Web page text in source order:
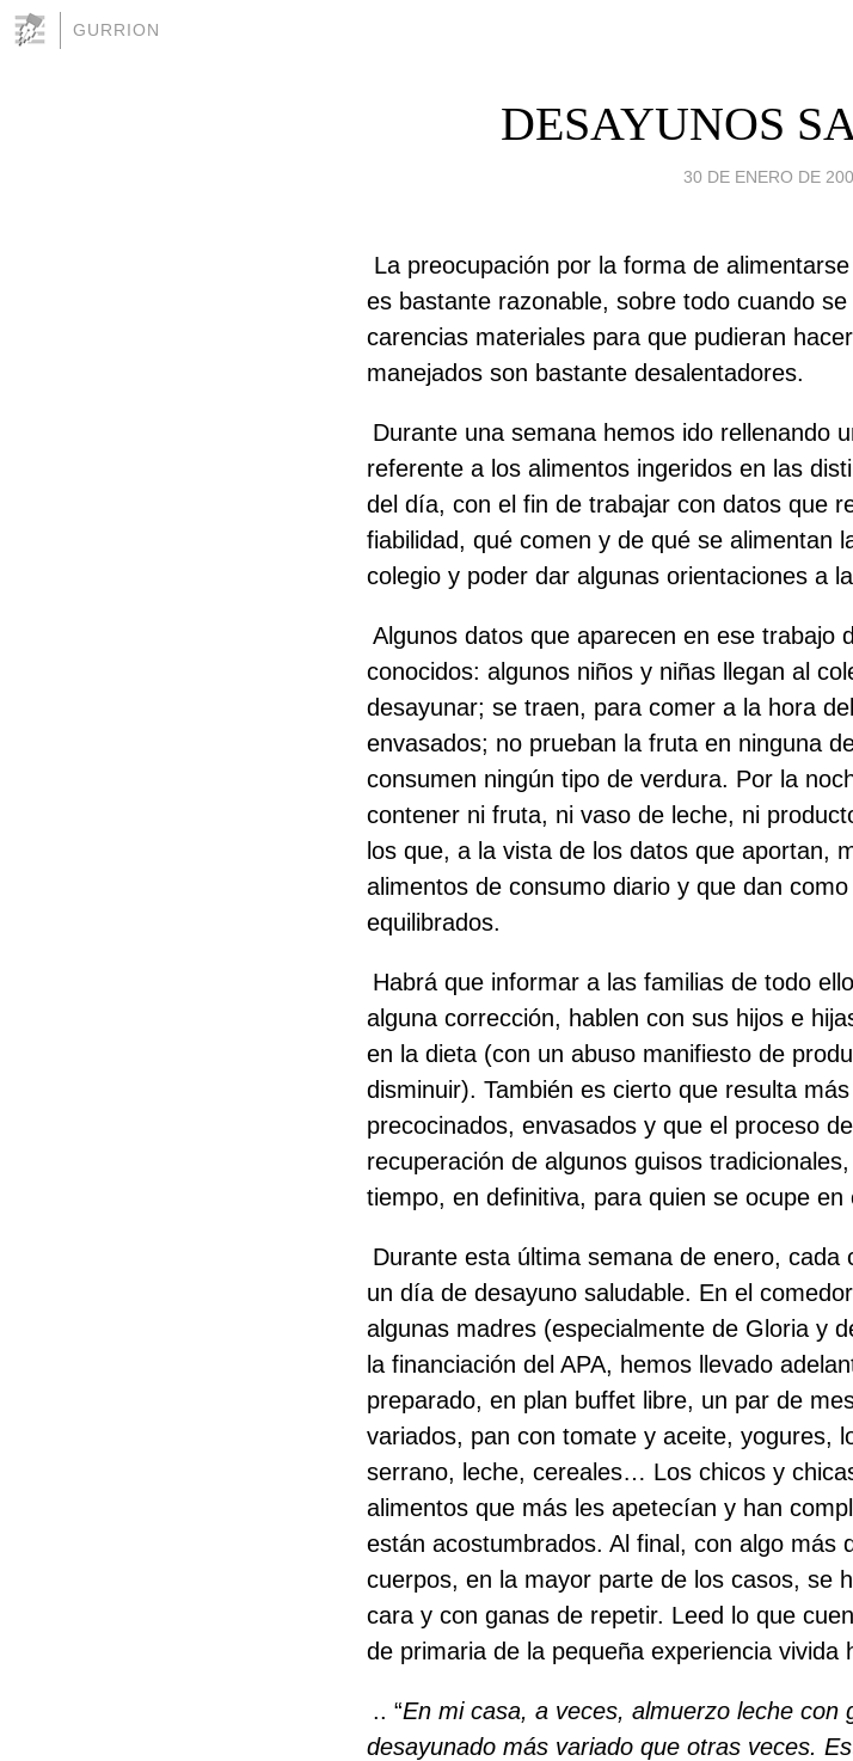
GURRION
DESAYUNOS
30 DE ENERO DE
La preocupación por la forma de
es bastante razonable, sobre todo cuando
carencias materiales para que pudieran
manejados son bastante desalentadores.
Durante una semana hemos ido rellenando
referente a los alimentos ingeridos en las
del día, con el fin de trabajar con datos que
fiabilidad, qué comen y de qué se alimentan
colegio y poder dar algunas orientaciones a
Algunos datos que aparecen en ese trabajo
conocidos: algunos niños y niñas llegan al
desayunar; se traen, para comer a la hora
envasados; no prueban la fruta en ninguna
consumen ningún tipo de verdura. Por la
contener ni fruta, ni vaso de leche, ni
los que, a la vista de los datos que aportan,
alimentos de consumo diario y que dan
equilibrados.
Habrá que informar a las familias de todo
alguna corrección, hablen con sus hijos e
en la dieta (con un abuso manifiesto de
disminuir). También es cierto que resulta
precocinados, envasados y que el proceso
recuperación de algunos guisos
tiempo, en definitiva, para quien se ocupe en
Durante esta última semana de enero,
un día de desayuno saludable. En el
algunas madres (especialmente de Gloria y
la financiación del APA, hemos llevado
preparado, en plan buffet libre, un par de
variados, pan con tomate y aceite, yogures,
serrano, leche, cereales… Los chicos y
alimentos que más les apetecían y han
están acostumbrados. Al final, con algo más
cuerpos, en la mayor parte de los casos, se
cara y con ganas de repetir. Leed lo que
de primaria de la pequeña experiencia vivida
.. “En mi casa, a veces, almuerzo leche con
desayunado más variado que otras veces.